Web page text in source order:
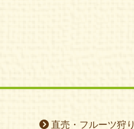
直売・フルーツ狩り